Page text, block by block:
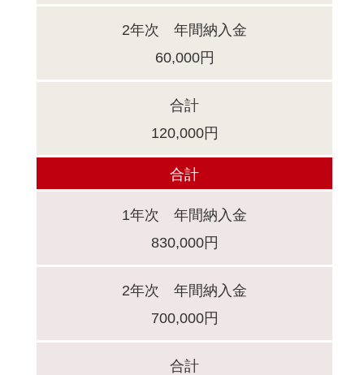
2年次 年間納入金
60,000円
合計
120,000円
合計
1年次 年間納入金
830,000円
2年次 年間納入金
700,000円
合計